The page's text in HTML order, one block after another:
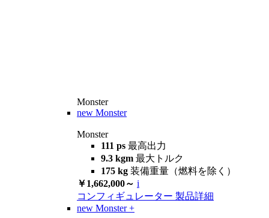
Monster
new Monster
Monster
111 ps 最高出力
9.3 kgm 最大トルク
175 kg 装備重量（燃料を除く）
￥1,662,000～ i
コンフィギュレーター 製品詳細
new Monster +